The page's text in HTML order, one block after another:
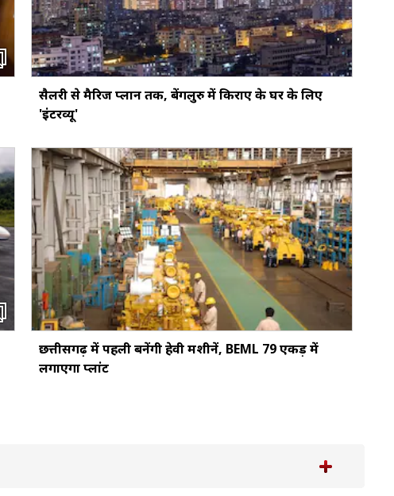
सैलरी से मैरिज प्लान तक, बेंगलुरु में किराए के घर के लिए
'इंटरव्यू'
छत्तीसगढ़ में पहली बनेंगी हेवी मशीनें, BEML 79 एकड़ में
लगाएगा प्लांट